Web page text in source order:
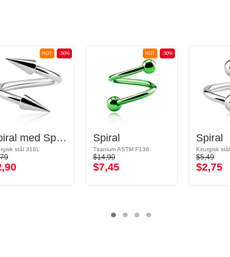
-50%
HOT
Spiral med Spikes
stål 316L
-50%
HOT
Spiral
Titanium ASTM F136
$14,90
$7,45
Spiral
Kirurgisk
$5,49
$2,75